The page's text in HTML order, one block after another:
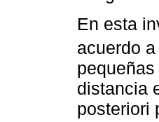
En esta
acuerdo a
distancia
posteriori